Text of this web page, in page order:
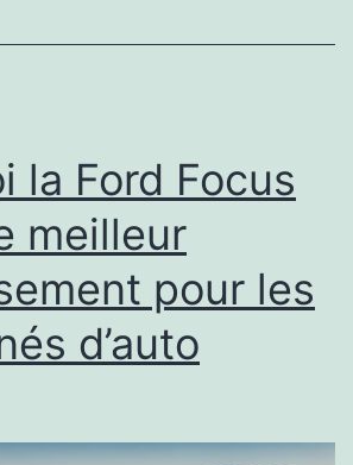
la Ford Focus
meilleur
pour les
d’auto